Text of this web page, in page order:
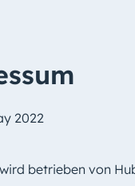
2022
betrieben von